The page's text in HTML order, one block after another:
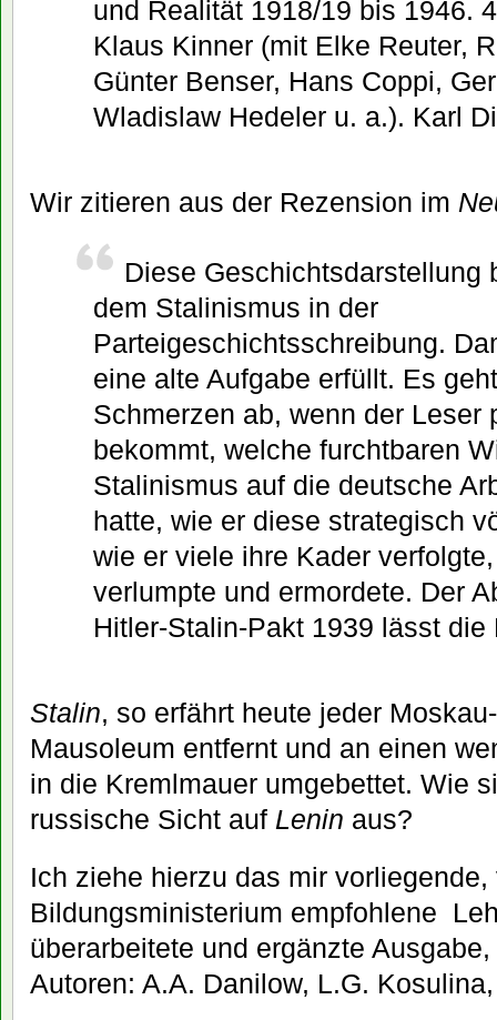
und Realität 1918/19 bis 1946.
Klaus Kinner (mit Elke Reuter,
Günter Benser, Hans Coppi,
Wladislaw Hedeler u. a.). Karl
Wir zitieren aus der Rezension im
Diese Geschichtsdarstellung
dem Stalinismus in der
Parteigeschichtsschreibung.
eine alte Aufgabe erfüllt. Es
Schmerzen ab, wenn der Leser
bekommt, welche furchtbaren
Stalinismus auf die deutsche
hatte, wie er diese strategisch
wie er viele ihre Kader
verlumpte und ermordete. Der
Hitler-Stalin-Pakt 1939 lässt die
Stalin, so erfährt heute jeder
Mausoleum entfernt und an einen
in die Kremlmauer umgebettet. Wie
russische Sicht auf Lenin aus?
Ich ziehe hierzu das mir
Bildungsministerium empfohlene
überarbeitete und ergänzte
Autoren: A.A. Danilow, L.G.